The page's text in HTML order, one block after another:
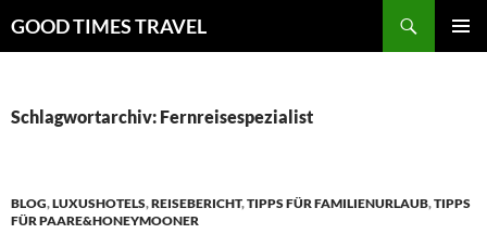
Inhalt
GOOD TIMES TRAVEL
Schlagwortarchiv: Fernreisespezialist
BLOG,LUXUSHOTELS,REISEBERICHT,TIPPS FÜR FAMILIENURLAUB,TIPPS
FÜR PAARE&HONEYMOONER